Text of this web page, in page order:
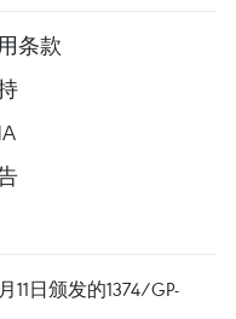
条款
日颁发的1374/GP-